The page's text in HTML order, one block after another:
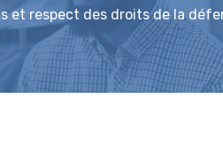
et respect des droits de la